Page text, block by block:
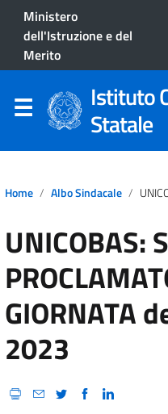
Ministero
dell'Istruzione e del
Merito
Istituto
Statale
Home Albo Sindacale UNICOBAS:
UNICOBAS:
GIORNATA
2023